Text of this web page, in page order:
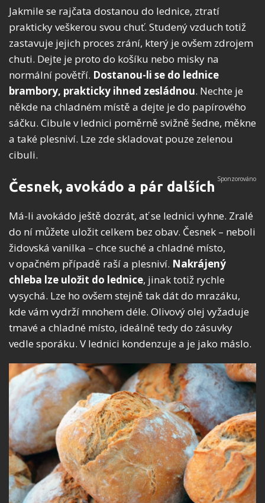
Jakmile se rajčata dostanou do lednice, ztratí
prakticky veškerou svou chuť. Studený vzduch totiž
zastavuje jejich proces zrání, který je ovšem zdrojem
chuti. Dejte je proto do košíku nebo misky na
normální povětří. Dostanou-li se do lednice
brambory, prakticky ihned zesládnou. Nechte je
někde na chladném místě a dejte je do papírového
sáčku. Cibule v lednici poměrně svižně šedne, měkne
a také plesniví. Lze zde skladovat pouze zelenou
cibuli.
Česnek, avokádo a pár dalších
Má-li avokádo ještě dozrát, ať se lednici vyhne. Zralé
do ní můžete uložit celkem bez obav. Česnek – neboli
židovská vanilka – chce suché a chladné místo,
v opačném případě raší a plesniví. Nakrájený
chleba lze uložit do lednice, jinak totiž rychle
vysychá. Lze ho ovšem stejně tak dát do mrazáku,
kde vám vydrží mnohem déle. Olivový olej vyžaduje
tmavé a chladné místo, ideálně tedy do zásuvky
vedle sporáku. V lednici kondenzuje a je jako máslo.